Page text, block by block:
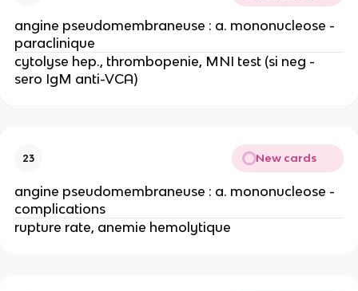
angine pseudomembraneuse : a. mononucleose -
paraclinique
cytolyse hep., thrombopenie, MNI test (si neg -
sero IgM anti-VCA)
23 New cards
angine pseudomembraneuse : a. mononucleose -
complications
rupture rate, anemie hemolytique